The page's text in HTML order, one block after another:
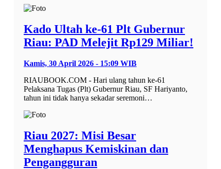
Kado Ultah ke-61 Plt Gubernur
Riau: PAD Melejit Rp129 Miliar!
Kamis, 30 April 2026 - 15:09 WIB
RIAUBOOK.COM - Hari ulang tahun ke-61
Pelaksana Tugas (Plt) Gubernur Riau, SF Hariyanto,
tahun ini tidak hanya sekadar seremoni…
Riau 2027: Misi Besar
Menghapus Kemiskinan dan
Pengangguran